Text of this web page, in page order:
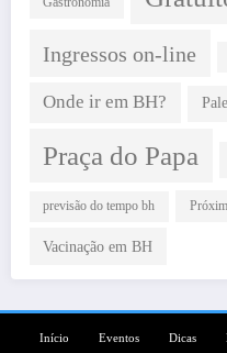
Ingressos on-line
Onde ir em BH?
Praça do Papa
previsão do tempo bh
Vacinação em BH
Início Eventos Dicas